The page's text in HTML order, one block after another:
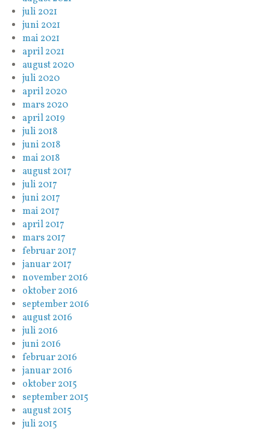
juli 2021
juni 2021
mai 2021
april 2021
august 2020
juli 2020
april 2020
mars 2020
april 2019
juli 2018
juni 2018
mai 2018
august 2017
juli 2017
juni 2017
mai 2017
april 2017
mars 2017
februar 2017
januar 2017
november 2016
oktober 2016
september 2016
august 2016
juli 2016
juni 2016
februar 2016
januar 2016
oktober 2015
september 2015
august 2015
juli 2015